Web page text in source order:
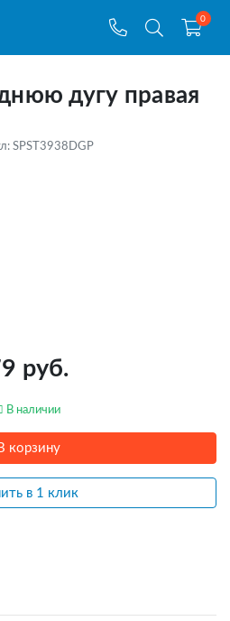
0
дугу правая
SPST3938DGP
руб.
В наличии
корзину
в 1 клик